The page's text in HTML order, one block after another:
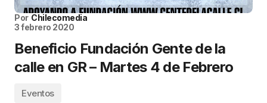
Por Chilecomedia
3 febrero 2020
Beneficio Fundación Gente de la
calle en GR – Martes 4 de Febrero
Eventos